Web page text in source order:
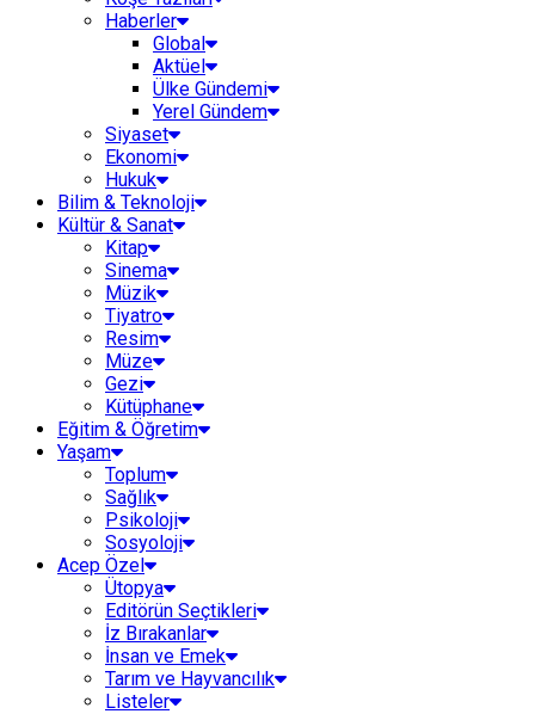
Haberler
Global
Aktüel
Ülke Gündemi
Yerel Gündem
Siyaset
Ekonomi
Hukuk
Bilim & Teknoloji
Kültür & Sanat
Kitap
Sinema
Müzik
Tiyatro
Resim
Müze
Gezi
Kütüphane
Eğitim & Öğretim
Yaşam
Toplum
Sağlık
Psikoloji
Sosyoloji
Acep Özel
Ütopya
Editörün Seçtikleri
İz Bırakanlar
İnsan ve Emek
Tarım ve Hayvancılık
Listeler